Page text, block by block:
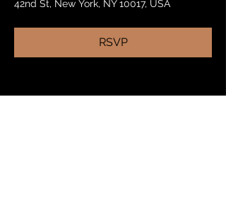
42nd St, New York, NY 10017, USA
RSVP